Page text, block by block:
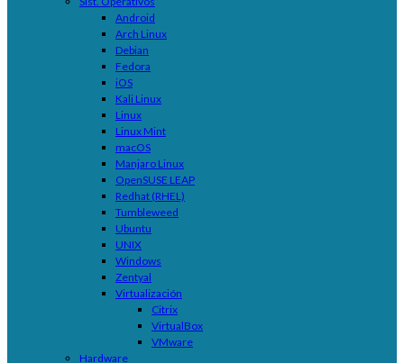
Android
Arch Linux
Debian
Fedora
iOS
Kali Linux
Linux
Linux Mint
macOS
Manjaro Linux
OpenSUSE LEAP
Redhat (RHEL)
Tumbleweed
Ubuntu
UNIX
Windows
Zentyal
Virtualización
Citrix
VirtualBox
VMware
Hardware